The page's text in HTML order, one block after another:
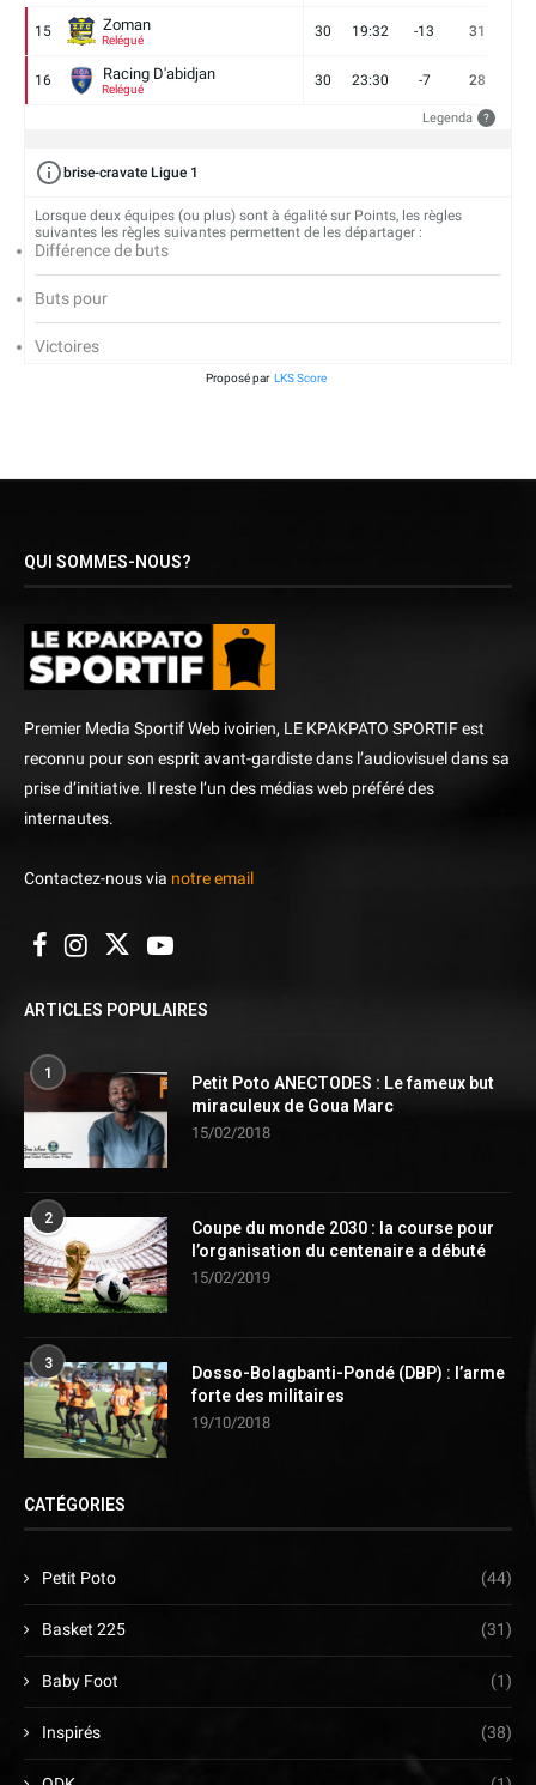
15 Zoman
Relégué
30 19:32 -13 31
16 Racing D'abidjan
Relégué
30 23:30 -7 28
Legenda ?
brise-cravate Ligue 1
Lorsque deux équipes (ou plus) sont à égalité sur Points, les règles
suivantes les règles suivantes permettent de les départager :
Différence de buts
Buts pour
Victoires
Proposé par LKS Score
QUI SOMMES-NOUS?
Premier Media Sportif Web ivoirien, LE KPAKPATO SPORTIF est
reconnu pour son esprit avant-gardiste dans l’audiovisuel dans sa
prise d’initiative. Il reste l’un des médias web préféré des
internautes.
Contactez-nous via notre email
ARTICLES POPULAIRES
1
Petit Poto ANECTODES : Le fameux but
miraculeux de Goua Marc
15/02/2018
2
Coupe du monde 2030 : la course pour
l’organisation du centenaire a débuté
15/02/2019
3
Dosso-Bolagbanti-Pondé (DBP) : l’arme
forte des militaires
19/10/2018
CATÉGORIES
Petit Poto (44)
Basket 225 (31)
Baby Foot (1)
Inspirés (38)